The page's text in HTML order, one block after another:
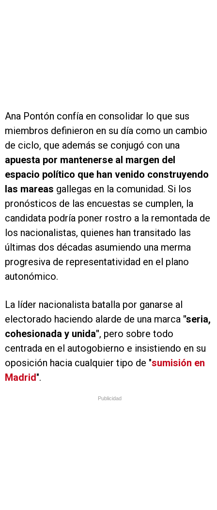
Ana Pontón confía en consolidar lo que sus
miembros definieron en su día como un cambio
de ciclo, que además se conjugó con una
apuesta por mantenerse al margen del
espacio político que han venido construyendo
las mareas gallegas en la comunidad. Si los
pronósticos de las encuestas se cumplen, la
candidata podría poner rostro a la remontada de
los nacionalistas, quienes han transitado las
últimas dos décadas asumiendo una merma
progresiva de representatividad en el plano
autonómico.
La líder nacionalista batalla por ganarse al
electorado haciendo alarde de una marca "seria,
cohesionada y unida", pero sobre todo
centrada en el autogobierno e insistiendo en su
oposición hacia cualquier tipo de "sumisión en
Madrid".
Publicidad